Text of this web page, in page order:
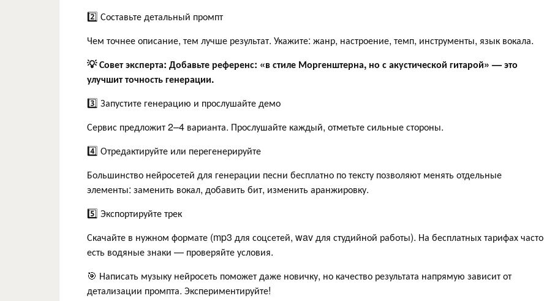
2️⃣ Составьте детальный промпт
Чем точнее описание, тем лучше результат. Укажите: жанр, настроение, темп, инструменты, язык вокала.
💡 Совет эксперта: Добавьте референс: «в стиле Моргенштерна, но с акустической гитарой» — это
улучшит точность генерации.
3️⃣ Запустите генерацию и прослушайте демо
Сервис предложит 2–4 варианта. Прослушайте каждый, отметьте сильные стороны.
4️⃣ Отредактируйте или перегенерируйте
Большинство нейросетей для генерации песни бесплатно по тексту позволяют менять отдельные
элементы: заменить вокал, добавить бит, изменить аранжировку.
5️⃣ Экспортируйте трек
Скачайте в нужном формате (mp3 для соцсетей, wav для студийной работы). На бесплатных тарифах часто
есть водяные знаки — проверяйте условия.
🎯 Написать музыку нейросеть поможет даже новичку, но качество результата напрямую зависит от
детализации промпта. Экспериментируйте!